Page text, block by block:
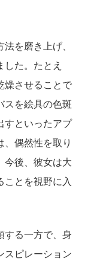
を磨き上げ、
た。たとえ
燥させることで
スを絵具の色斑
すといったアプ
、偶然性を取り
今後、彼女は大
ことを視野に入
する一方で、身
スピレーション